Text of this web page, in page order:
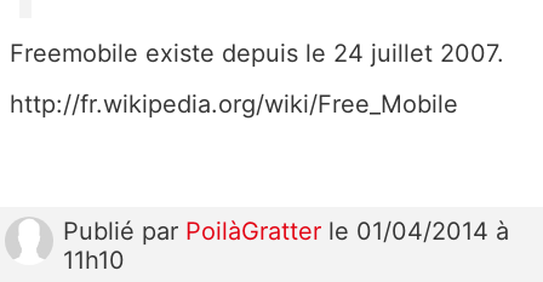
Freemobile existe depuis le 24 juillet 2007.
http://fr.wikipedia.org/wiki/Free_Mobile
Publié par PoilàGratter le 01/04/2014 à
11h10